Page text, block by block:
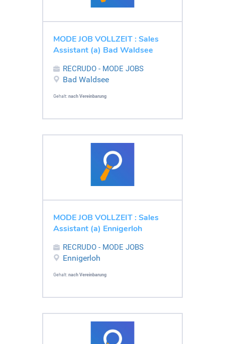
MODE JOB VOLLZEIT : Sales
Assistant (a) Bad Waldsee
RECRUDO - MODE JOBS
Bad Waldsee
Gehalt: nach Vereinbarung
MODE JOB VOLLZEIT : Sales
Assistant (a) Ennigerloh
RECRUDO - MODE JOBS
Ennigerloh
Gehalt: nach Vereinbarung